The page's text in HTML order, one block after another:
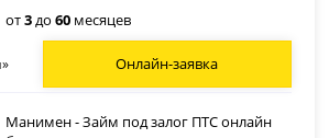
от3до60 месяцев
Онлайн-заявка
Манимен - Займ под залог ПТС онлайн